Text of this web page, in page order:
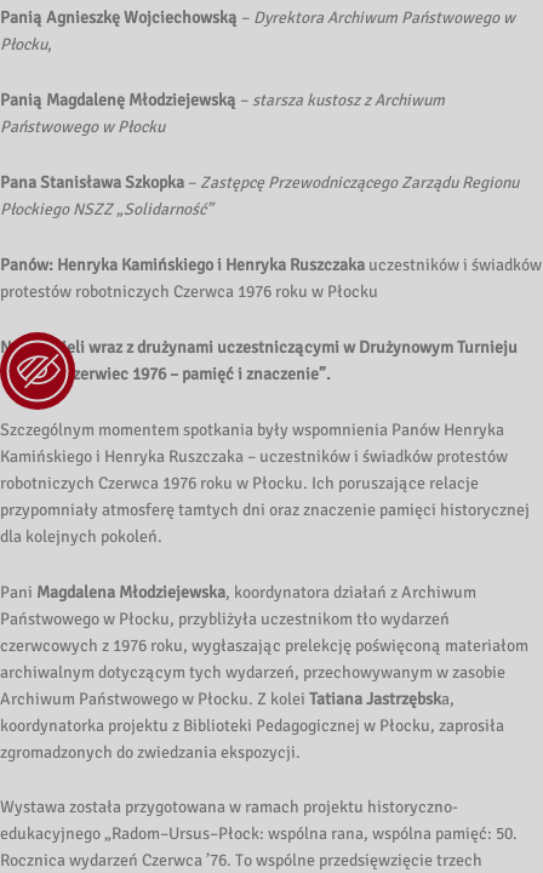
Panią Agnieszkę Wojciechowską – Dyrektora Archiwum Państwowego w
Płocku,
Panią Magdalenę Młodziejewską – starsza kustosz z Archiwum
Państwowego w Płocku
Pana Stanisława Szkopka – Zastępcę Przewodniczącego Zarządu Regionu
Płockiego NSZZ „Solidarność”
Panów: Henryka Kamińskiego i Henryka Ruszczaka uczestników i świadków
protestów robotniczych Czerwca 1976 roku w Płocku
Nauczycieli wraz z drużynami uczestniczącymi w Drużynowym Turnieju
Wiedzy „Czerwiec 1976 – pamięć i znaczenie”.
Szczególnym momentem spotkania były wspomnienia Panów Henryka
Kamińskiego i Henryka Ruszczaka – uczestników i świadków protestów
robotniczych Czerwca 1976 roku w Płocku. Ich poruszające relacje
przypomniały atmosferę tamtych dni oraz znaczenie pamięci historycznej
dla kolejnych pokoleń.
Pani Magdalena Młodziejewska, koordynatora działań z Archiwum
Państwowego w Płocku, przybliżyła uczestnikom tło wydarzeń
czerwcowych z 1976 roku, wygłaszając prelekcję poświęconą materiałom
archiwalnym dotyczącym tych wydarzeń, przechowywanym w zasobie
Archiwum Państwowego w Płocku. Z kolei Tatiana Jastrzębska,
koordynatorka projektu z Biblioteki Pedagogicznej w Płocku, zaprosiła
zgromadzonych do zwiedzania ekspozycji.
Wystawa została przygotowana w ramach projektu historyczno-
edukacyjnego „Radom–Ursus–Płock: wspólna rana, wspólna pamięć: 50.
Rocznica wydarzeń Czerwca ’76. To wspólne przedsięwzięcie trzech